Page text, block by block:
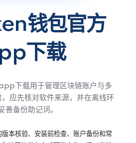
钱包官方
下载
下载用于管理区块链账户与多
应先核对软件来源，并在离线环
善备份助记词。
本核验、安装前检查、账户备份和常